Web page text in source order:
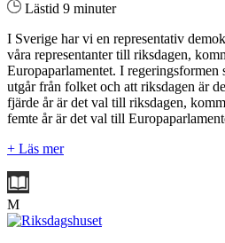
Lästid 9 minuter
I Sverige har vi en representativ
våra representanter till riksdagen,
Europaparlamentet. I
utgår från folket och att riksdagen är
fjärde år är det val till riksdagen,
femte år är det val till
+ Läs mer
M